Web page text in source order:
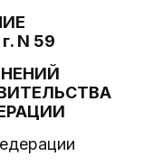
N 59